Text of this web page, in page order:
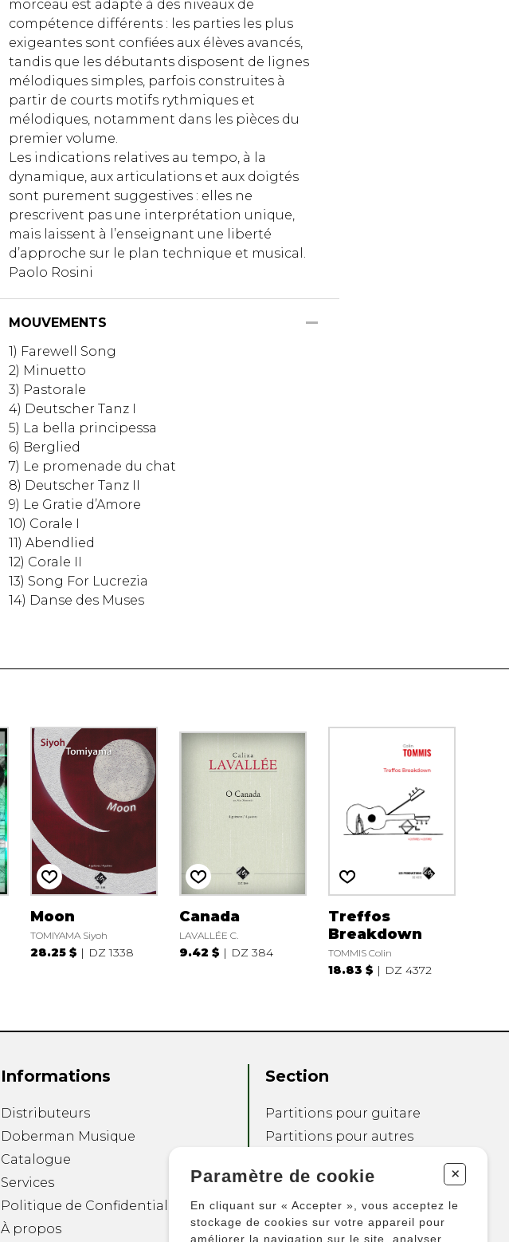
morceau est adapté à des niveaux de
compétence différents : les parties les plus
exigeantes sont confiées aux élèves avancés,
tandis que les débutants disposent de lignes
mélodiques simples, parfois construites à
partir de courts motifs rythmiques et
mélodiques, notamment dans les pièces du
premier volume.
Les indications relatives au tempo, à la
dynamique, aux articulations et aux doigtés
sont purement suggestives : elles ne
prescrivent pas une interprétation unique,
mais laissent à l’enseignant une liberté
d’approche sur le plan technique et musical.
Paolo Rosini
MOUVEMENTS
1) Farewell Song
2) Minuetto
3) Pastorale
4) Deutscher Tanz I
5) La bella principessa
6) Berglied
7) Le promenade du chat
8) Deutscher Tanz II
9) Le Gratie d’Amore
10) Corale I
11) Abendlied
12) Corale II
13) Song For Lucrezia
14) Danse des Muses
Moon
TOMIYAMA Siyoh
28.25 $ DZ 1338
Canada
LAVALLÉE C.
9.42 $ DZ 384
Treffos
Breakdown
TOMMIS Colin
18.83 $ DZ 4372
Informations
Distributeurs
Doberman Musique
Catalogue
Services
Politique de Confidentialité
À propos
Section
Partitions pour guitare
Partitions pour autres
Partitions pour
ensembles
Autres produits
Paramètre de cookie +
En cliquant sur « Accepter », vous acceptez le
stockage de cookies sur votre appareil pour
améliorer la navigation sur le site, analyser